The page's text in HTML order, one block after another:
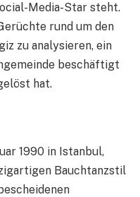
Media-Star steht.
rund um den
zu analysieren, ein
beschäftigt
hat.
1990 in Istanbul,
Bauchtanzstil